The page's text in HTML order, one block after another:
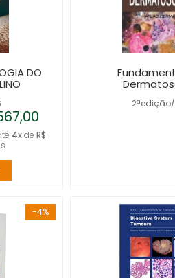
DO
4xde R$
2ªedição/
-4%